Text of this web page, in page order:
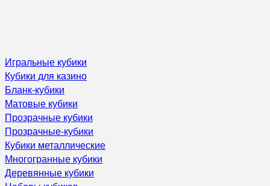
Игральные кубики
Кубики для казино
Бланк-кубики
Матовые кубики
Прозрачные кубики
Прозрачные-кубики
Кубики металлические
Многогранные кубики
Деревянные кубики